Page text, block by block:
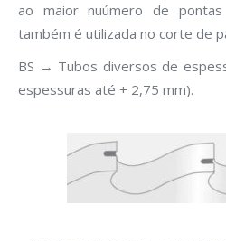
ao maior nuúmero de
também é utilizada no corte de
BS → Tubos diversos de
espessuras até + 2,75 mm).